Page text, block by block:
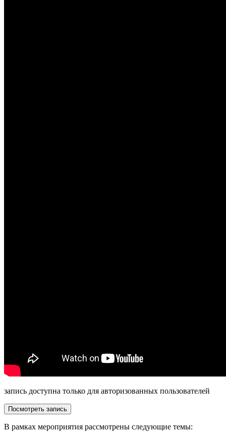
запись доступна только для авторизованных пользователей
Посмотреть запись
В рамках мероприятия рассмотрены следующие темы: